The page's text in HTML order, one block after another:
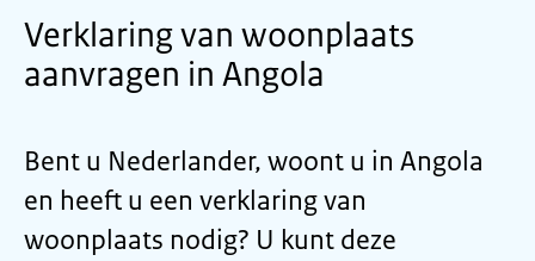
Verklaring van woonplaats
aanvragen in Angola
Bent u Nederlander, woont u in Angola
en heeft u een verklaring van
woonplaats nodig? U kunt deze